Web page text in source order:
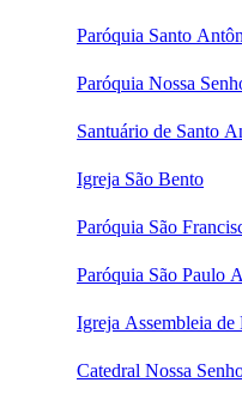
Paróquia Santo
Paróquia Nossa
Santuário de Santo
Igreja São Bento
Paróquia São
Paróquia São Paulo
Igreja Assembleia
Catedral Nossa